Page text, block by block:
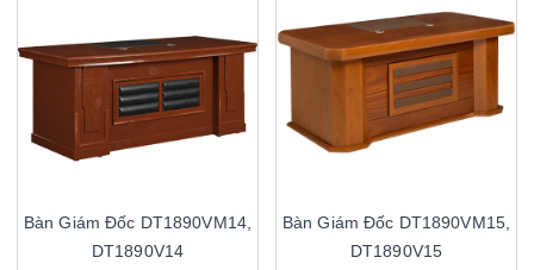
Bàn Giám Đốc DT1890VM14,
DT1890V14
Bàn Giám Đốc DT1890VM15,
DT1890V15